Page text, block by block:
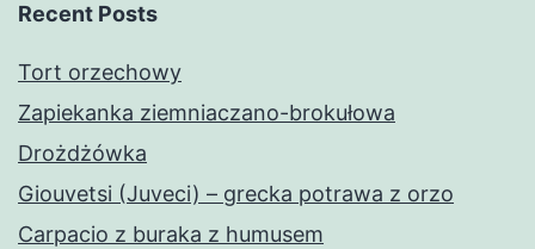
Recent Posts
Tort orzechowy
Zapiekanka ziemniaczano-brokułowa
Drożdżówka
Giouvetsi (Juveci) – grecka potrawa z orzo
Carpacio z buraka z humusem